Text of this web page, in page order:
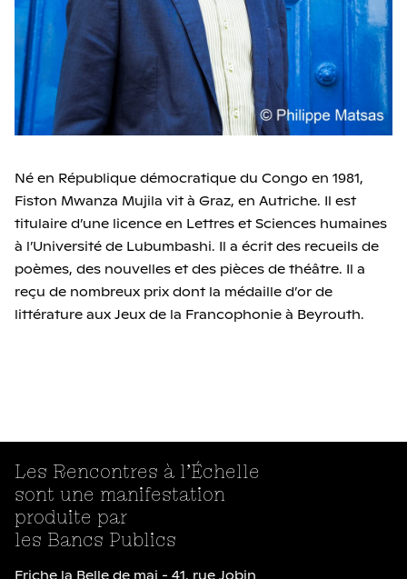
Né en République démocratique du Congo en 1981,
Fiston Mwanza Mujila vit à Graz, en Autriche. Il est
titulaire d’une licence en Lettres et Sciences humaines
à l’Université de Lubumbashi. Il a écrit des recueils de
poèmes, des nouvelles et des pièces de théâtre. Il a
reçu de nombreux prix dont la médaille d’or de
littérature aux Jeux de la Francophonie à Beyrouth.
Les Rencontres à l’Échelle
sont une manifestation
produite par
les Bancs Publics
Friche la Belle de mai - 41, rue Jobin